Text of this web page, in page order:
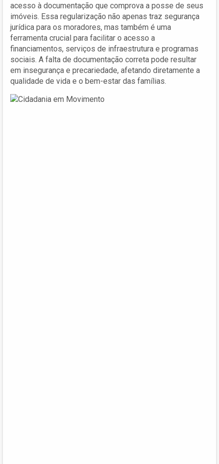
acesso à documentação que comprova a posse de seus
imóveis. Essa regularização não apenas traz segurança
jurídica para os moradores, mas também é uma
ferramenta crucial para facilitar o acesso a
financiamentos, serviços de infraestrutura e programas
sociais. A falta de documentação correta pode resultar
em insegurança e precariedade, afetando diretamente a
qualidade de vida e o bem-estar das famílias.